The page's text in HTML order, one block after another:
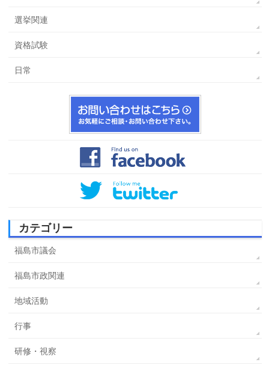
選挙関連
資格試験
日常
カテゴリー
福島市議会
福島市政関連
地域活動
行事
研修・視察